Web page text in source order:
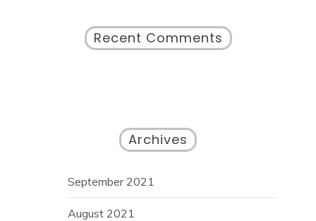
Recent Comments
Archives
September 2021
August 2021